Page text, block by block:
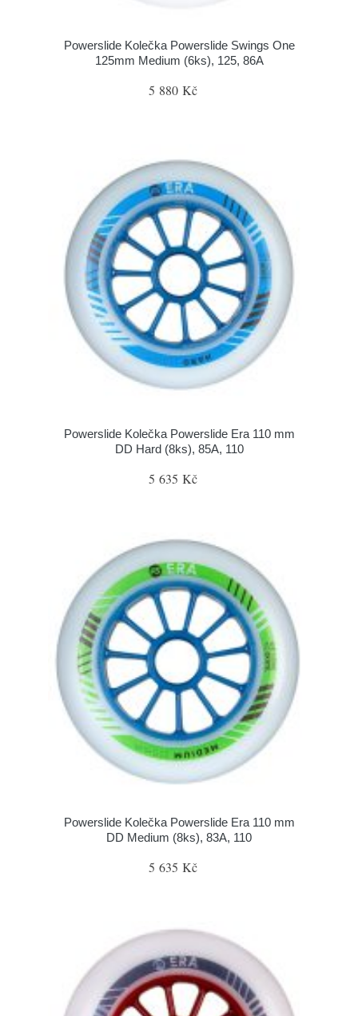
Powerslide Kolečka Powerslide Swings One
125mm Medium (6ks), 125, 86A
5 880 Kč
Powerslide Kolečka Powerslide Era 110 mm
DD Hard (8ks), 85A, 110
5 635 Kč
Powerslide Kolečka Powerslide Era 110 mm
DD Medium (8ks), 83A, 110
5 635 Kč